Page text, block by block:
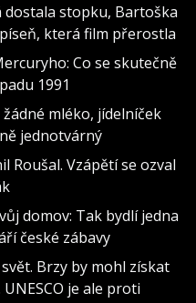
dostala stopku, Bartoška
která film přerostla
Co se skutečně
1991
mléko, jídelníček
jednotvárný
Roušal. Vzápětí se ozval
domov: Tak bydlí jedna
české zábavy
Brzy by mohl získat
je ale proti